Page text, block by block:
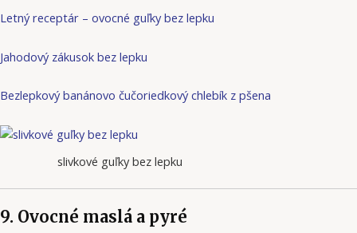
Letný receptár – ovocné guľky bez lepku
Jahodový zákusok bez lepku
Bezlepkový banánovo čučoriedkový chlebík z pšena
slivkové guľky bez lepku
9. Ovocné maslá a pyré